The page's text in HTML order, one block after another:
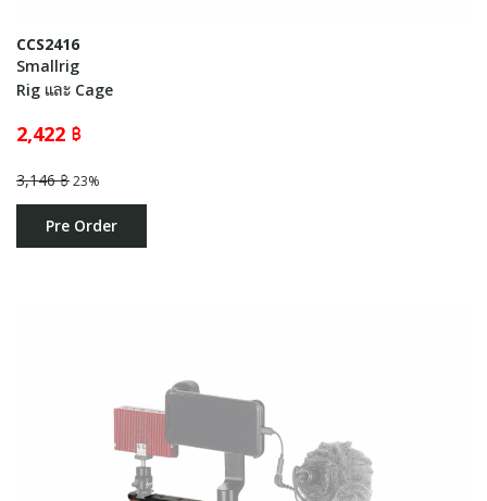
CCS2416
Smallrig
Rig และ Cage
2,422 ฿
3,146 ฿23%
Pre Order